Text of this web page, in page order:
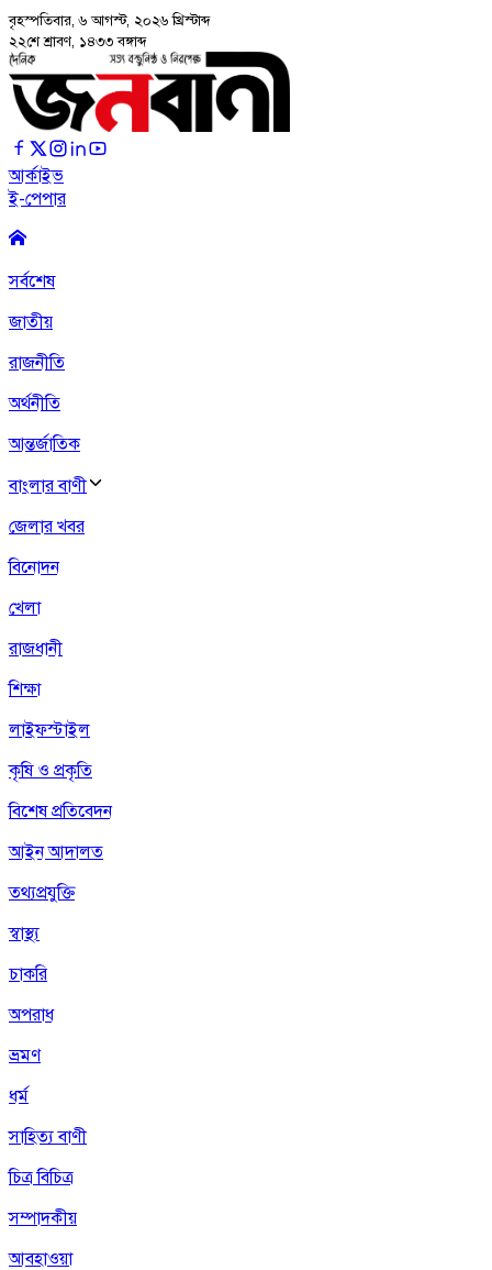
বৃহস্পতিবার, ৬ আগস্ট, ২০২৬ খ্রিস্টাব্দ
২২শে শ্রাবণ, ১৪৩৩ বঙ্গাব্দ
আর্কাইভ
ই-পেপার
সর্বশেষ
জাতীয়
রাজনীতি
অর্থনীতি
আন্তর্জাতিক
বাংলার বাণী
জেলার খবর
বিনোদন
খেলা
রাজধানী
শিক্ষা
লাইফস্টাইল
কৃষি ও প্রকৃতি
বিশেষ প্রতিবেদন
আইন আদালত
তথ্যপ্রযুক্তি
স্বাস্থ্য
চাকরি
অপরাধ
ভ্রমণ
ধর্ম
সাহিত্য বাণী
চিত্র বিচিত্র
সম্পাদকীয়
আবহাওয়া